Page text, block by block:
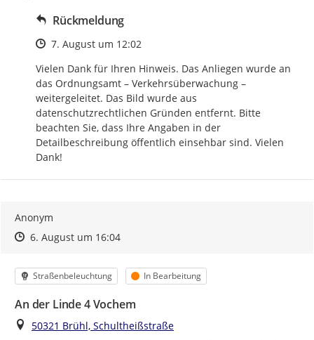
Rückmeldung
Zeitpunkt des Erstellens
7. August um 12:02
Vielen Dank für Ihren Hinweis. Das Anliegen wurde an
das Ordnungsamt – Verkehrsüberwachung –
weitergeleitet. Das Bild wurde aus
datenschutzrechtlichen Gründen entfernt. Bitte
beachten Sie, dass Ihre Angaben in der
Detailbeschreibung öffentlich einsehbar sind. Vielen
Dank!
Anonym
Zeitpunkt des Erstellens
Zeitpunkt des Erstellens
6. August um 16:04Zur Äußerung
Kategorie
Straßenbeleuchtung Status
In Bearbeitung
An der Linde 4 Vochem
Ort
50321 Brühl, Schultheißstraße